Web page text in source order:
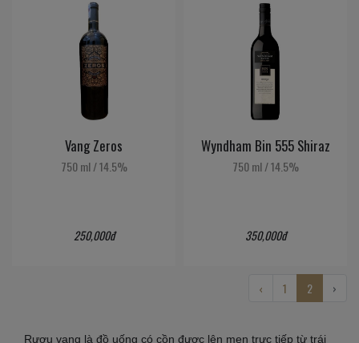
Vang Zeros
750 ml/14.5%
250,000đ
Wyndham Bin 555 Shiraz
750 ml/14.5%
350,000đ
‹ 1 2 ›
Rượu vang là đồ uống có cồn được lên men trực tiếp từ trái